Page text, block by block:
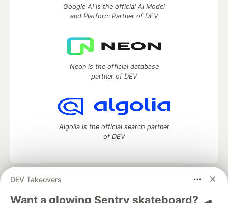
DEV Takeovers
Want a glowing Sentry skateboard? 🛹
Google AI is the official AI Model
and Platform Partner of DEV
Neon is the official database
partner of DEV
Algolia is the official search partner
of DEV
DEV Community
— A space to discuss and keep up software
development and manage your software career